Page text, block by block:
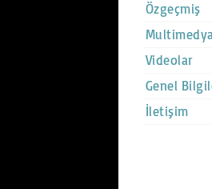
Özgeçmiş
Videolar
Genel
İletişim